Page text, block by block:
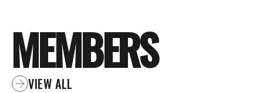
MEMBERS
VIEW ALL